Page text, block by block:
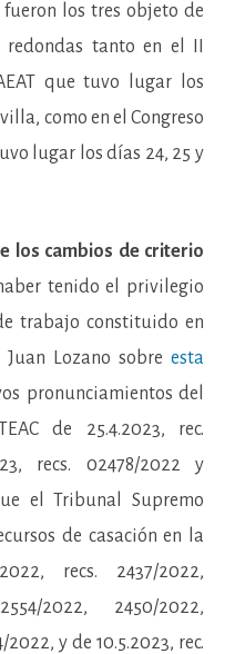
los tres objeto de
redondas tanto en el II
que tuvo lugar los
como en el Congreso
lugar los días 24, 25 y
los cambios de criterio
tenido el privilegio
trabajo constituido en
Lozano sobre esta
pronunciamientos del
de 25.4.2023, rec.
recs. 02478/2022 y
el Tribunal Supremo
de casación en la
recs. 2437/2022,
2022, 2450/2022,
y de 10.5.2023, rec.